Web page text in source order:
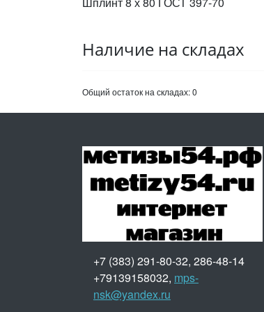
Наличие на складах
Общий остаток на складах:0
+7 (383) 291-80-32, 286-48-14
+79139158032, mps-
nsk@yandex.ru